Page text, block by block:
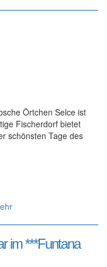
Örtchen Selce ist
Fischerdorf bietet
schönsten Tage des
im ***Funtana